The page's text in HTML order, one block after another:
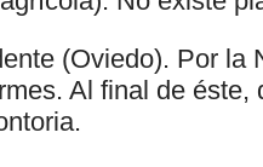
(Oviedo). Por la
Al final de éste,